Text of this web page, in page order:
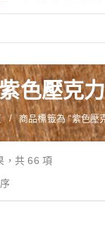
色壓克力
/ 商品標籤為 “紫色壓
，共 66 項